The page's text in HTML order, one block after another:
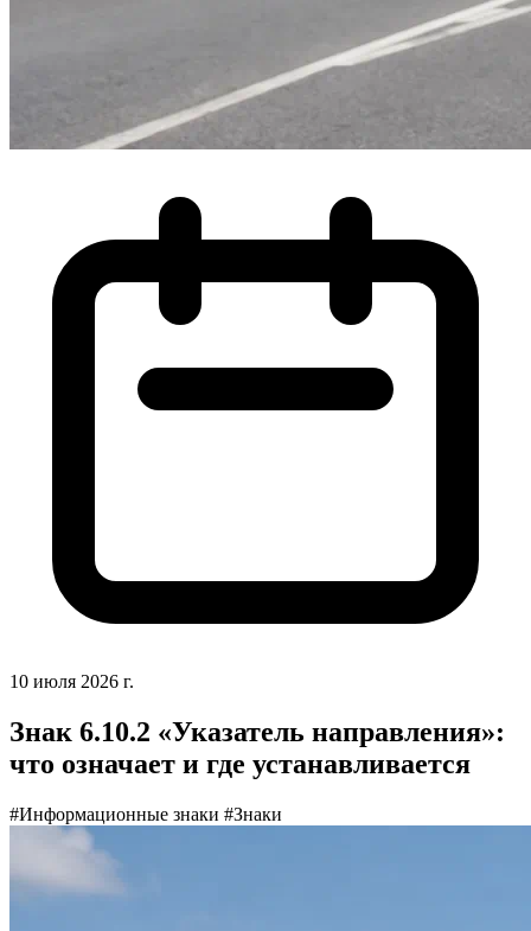
10 июля 2026 г.
Знак 6.10.2 «Указатель направления»:
что означает и где устанавливается
#Информационные знаки #Знаки